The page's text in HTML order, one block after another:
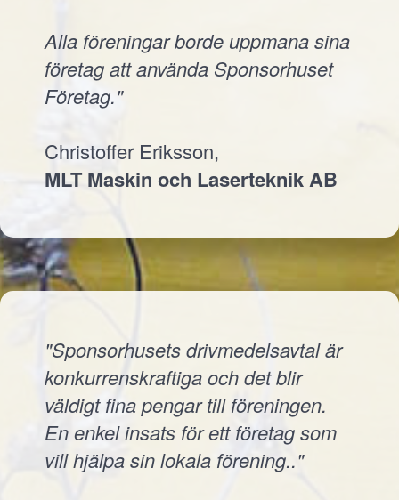
Alla föreningar borde uppmana sina
företag att använda Sponsorhuset
Företag."
Christoffer Eriksson,
MLT Maskin och Laserteknik AB
"Sponsorhusets drivmedelsavtal är
konkurrenskraftiga och det blir
väldigt fina pengar till föreningen.
En enkel insats för ett företag som
vill hjälpa sin lokala förening.."